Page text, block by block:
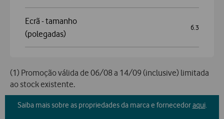
Ecrã - tamanho
(polegadas)
6.3
(1) Promoção válida de 06/08 a 14/09 (inclusive) limitada
ao stock existente.
Saiba mais sobre as propriedades da marca e fornecedoraqui.